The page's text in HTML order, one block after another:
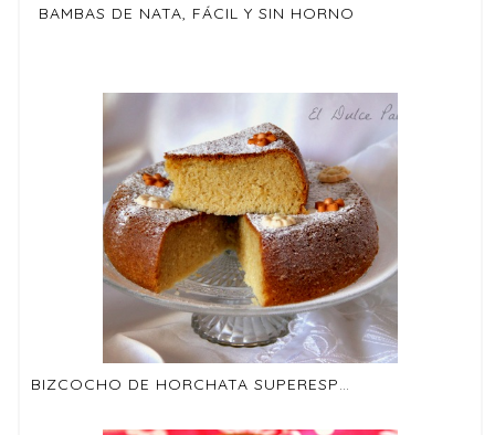
BAMBAS DE NATA, FÁCIL Y SIN HORNO
BIZCOCHO DE HORCHATA SUPERESPONJOSO